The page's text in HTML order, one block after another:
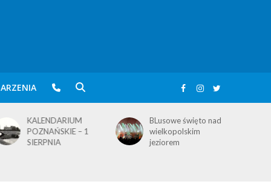
KALENDARIUM
POZNAŃSKIE – 1
SIERPNIA
BLusowe święto nad
wielkopolskim
jeziorem